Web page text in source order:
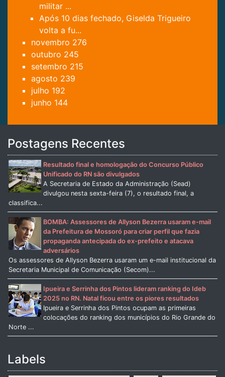
militar ...
Após 10 dias fechado, Giselda Trigueiro
volta a fu...
novembro 276
outubro 245
setembro 215
agosto 239
julho 192
junho 144
Postagens Recentes
Resultado final e homologação do Concurso Público
Unificado do RN são divulgados
A Secretaria de Estado da Administração (Sead)
divulgou nesta sexta-feira (7), o resultado final, a
classifica...
BOMBA: Assessores de Allyson Bezerra usaram e-mail
da Prefeitura de Mossoró para criar perfil que fazia
propaganda antecipada do ex-prefeito e atacava
adversários
Os assessores de Allyson Bezerra usaram um e-mail institucional da
Secretaria Municipal de Comunicação (Secom)...
Ipueira e Serrinha dos Pintos lideram ranking do Ideb
2025 no RN. Natal ficou entre os piores resultados
Ipueira e Serrinha dos Pintos ocupam as primeiras
colocações do ranking dos municípios do Rio Grande do
Norte ...
Labels